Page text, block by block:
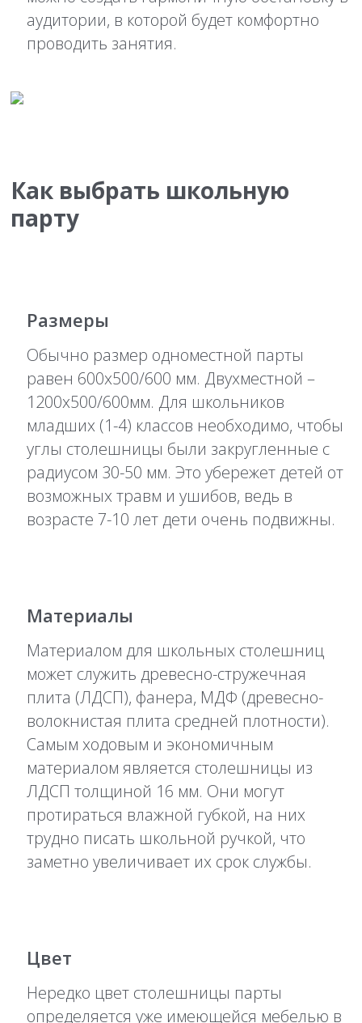
аудитории, в которой будет комфортно
проводить занятия.
Как выбрать школьную
парту
Размеры
Обычно размер одноместной парты
равен 600х500/600 мм. Двухместной –
1200х500/600мм. Для школьников
младших (1-4) классов необходимо, чтобы
углы столешницы были закругленные с
радиусом 30-50 мм. Это убережет детей от
возможных травм и ушибов, ведь в
возрасте 7-10 лет дети очень подвижны.
Материалы
Материалом для школьных столешниц
может служить древесно-стружечная
плита (ЛДСП), фанера, МДФ (древесно-
волокнистая плита средней плотности).
Самым ходовым и экономичным
материалом является столешницы из
ЛДСП толщиной 16 мм. Они могут
протираться влажной губкой, на них
трудно писать школьной ручкой, что
заметно увеличивает их срок службы.
Цвет
Нередко цвет столешницы парты
определяется уже имеющейся мебелью в